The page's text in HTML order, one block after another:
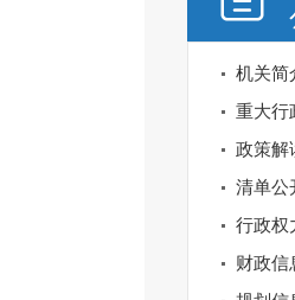
机关简
重大行
政策解
清单公
行政权
财政信